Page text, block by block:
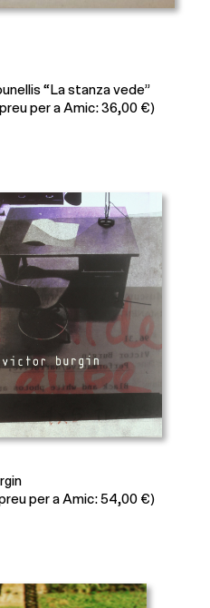
“La stanza vede”
per a Amic: 36,00 €)
per a Amic: 54,00 €)